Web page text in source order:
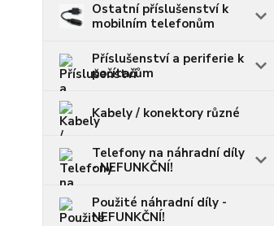
Ostatní příslušenství k
mobilním telefonům
Příslušenství a periferie k
počítačům
Kabely / konektory různé
Telefony na náhradní díly
- NEFUNKČNÍ!
Použité náhradní díly -
NEFUNKČNÍ!